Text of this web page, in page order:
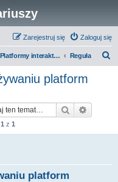
Zaloguj się
Zarejestruj się
Platformy interaktywne - Zakon Templariuszy Reguła
platform
Szukaj
1 z 1
platform